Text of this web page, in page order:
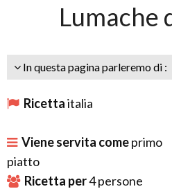
Lumache
In questa pagina parleremo di :
Ricettaitalia
Viene servita comeprimo
piatto
Ricetta per4persone